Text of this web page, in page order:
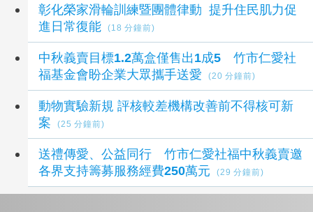
彰化榮家滑輪訓練暨團體律動 提升住民肌力促
進日常復能
(18 分鐘前)
中秋義賣目標1.2萬盒僅售出1成5 竹市仁愛社
福基金會盼企業大眾攜手送愛
(20 分鐘前)
動物實驗新規 評核較差機構改善前不得核可新
案
(25 分鐘前)
送禮傳愛、公益同行 竹市仁愛社福中秋義賣邀
各界支持籌募服務經費250萬元
(29 分鐘前)